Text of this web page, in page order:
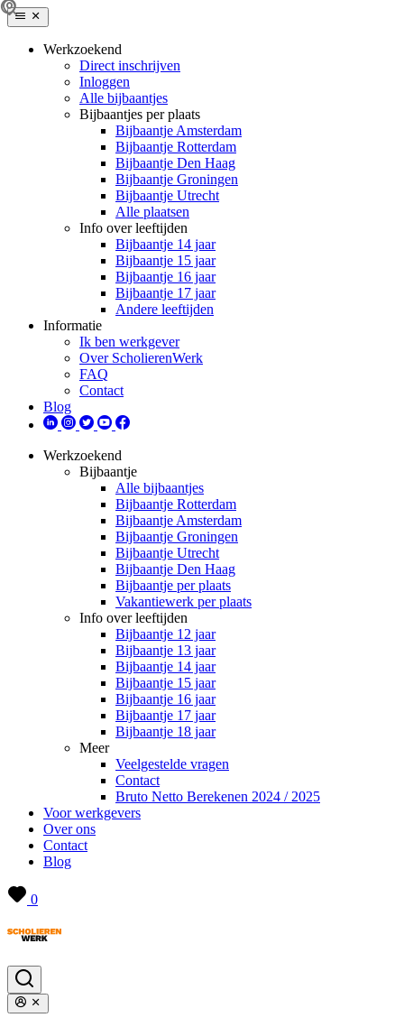
Werkzoekend
Direct inschrijven
Inloggen
Alle bijbaantjes
Bijbaantjes per plaats
Bijbaantje Amsterdam
Bijbaantje Rotterdam
Bijbaantje Den Haag
Bijbaantje Groningen
Bijbaantje Utrecht
Alle plaatsen
Info over leeftijden
Bijbaantje 14 jaar
Bijbaantje 15 jaar
Bijbaantje 16 jaar
Bijbaantje 17 jaar
Andere leeftijden
Informatie
Ik ben werkgever
Over ScholierenWerk
FAQ
Contact
Blog
Werkzoekend
Bijbaantje
Alle bijbaantjes
Bijbaantje Rotterdam
Bijbaantje Amsterdam
Bijbaantje Groningen
Bijbaantje Utrecht
Bijbaantje Den Haag
Bijbaantje per plaats
Vakantiewerk per plaats
Info over leeftijden
Bijbaantje 12 jaar
Bijbaantje 13 jaar
Bijbaantje 14 jaar
Bijbaantje 15 jaar
Bijbaantje 16 jaar
Bijbaantje 17 jaar
Bijbaantje 18 jaar
Meer
Veelgestelde vragen
Contact
Bruto Netto Berekenen 2024 / 2025
Voor werkgevers
Over ons
Contact
Blog
0